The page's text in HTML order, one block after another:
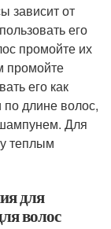
зависит от
его
промойте их
промойте
его как
по длине волос,
Для
теплым
для
волос